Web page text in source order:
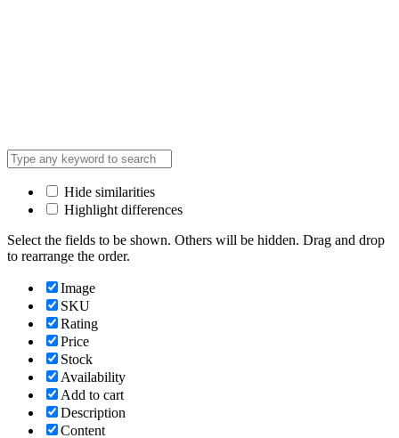
Hide similarities
Highlight differences
Select the fields to be shown. Others will be hidden. Drag and drop
to rearrange the order.
Image
SKU
Rating
Price
Stock
Availability
Add to cart
Description
Content